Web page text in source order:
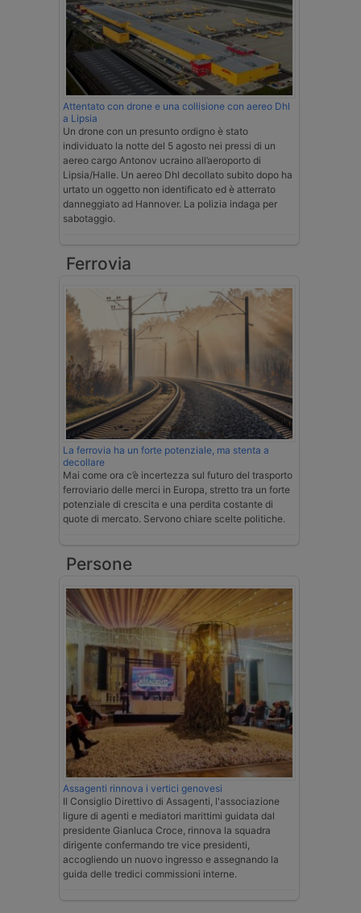
Attentato con drone e una collisione con aereo Dhl
a Lipsia
Un drone con un presunto ordigno è stato
individuato la notte del 5 agosto nei pressi di un
aereo cargo Antonov ucraino all’aeroporto di
Lipsia/Halle. Un aereo Dhl decollato subito dopo ha
urtato un oggetto non identificato ed è atterrato
danneggiato ad Hannover. La polizia indaga per
sabotaggio.
Ferrovia
La ferrovia ha un forte potenziale, ma stenta a
decollare
Mai come ora c’è incertezza sul futuro del trasporto
ferroviario delle merci in Europa, stretto tra un forte
potenziale di crescita e una perdita costante di
quote di mercato. Servono chiare scelte politiche.
Persone
Assagenti rinnova i vertici genovesi
Il Consiglio Direttivo di Assagenti, l'associazione
ligure di agenti e mediatori marittimi guidata dal
presidente Gianluca Croce, rinnova la squadra
dirigente confermando tre vice presidenti,
accogliendo un nuovo ingresso e assegnando la
guida delle tredici commissioni interne.